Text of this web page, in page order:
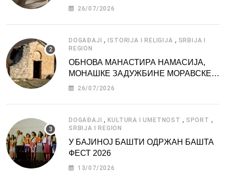
АТРАКЦИЈА
26/07/2026
DOGAĐAJI , ISTORIJA I RELIGIJA , SRBIJA I
REGION
ОБНОВА МАНАСТИРА НАМАСИЈА,
МОНАШКЕ ЗАДУЖБИНЕ МОРАВСКЕ
СРБИЈЕ
26/07/2026
DOGAĐAJI ,KULTURA I UMETNOST , SPORT ,
SRBIJA I REGION
У БАЈИНОЈ БАШТИ ОДРЖАН БАШТА
ФЕСТ 2026
13/07/2026